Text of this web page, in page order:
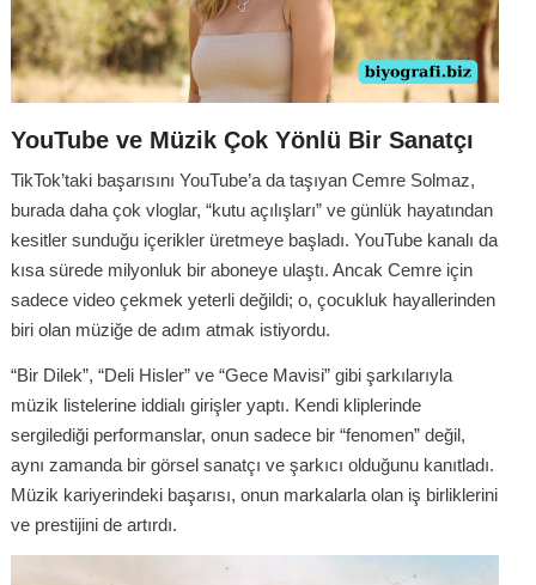
YouTube ve Müzik Çok Yönlü Bir Sanatçı
TikTok’taki başarısını YouTube’a da taşıyan Cemre Solmaz,
burada daha çok vloglar, “kutu açılışları” ve günlük hayatından
kesitler sunduğu içerikler üretmeye başladı. YouTube kanalı da
kısa sürede milyonluk bir aboneye ulaştı. Ancak Cemre için
sadece video çekmek yeterli değildi; o, çocukluk hayallerinden
biri olan müziğe de adım atmak istiyordu.
“Bir Dilek”, “Deli Hisler” ve “Gece Mavisi” gibi şarkılarıyla
müzik listelerine iddialı girişler yaptı. Kendi kliplerinde
sergilediği performanslar, onun sadece bir “fenomen” değil,
aynı zamanda bir görsel sanatçı ve şarkıcı olduğunu kanıtladı.
Müzik kariyerindeki başarısı, onun markalarla olan iş birliklerini
ve prestijini de artırdı.